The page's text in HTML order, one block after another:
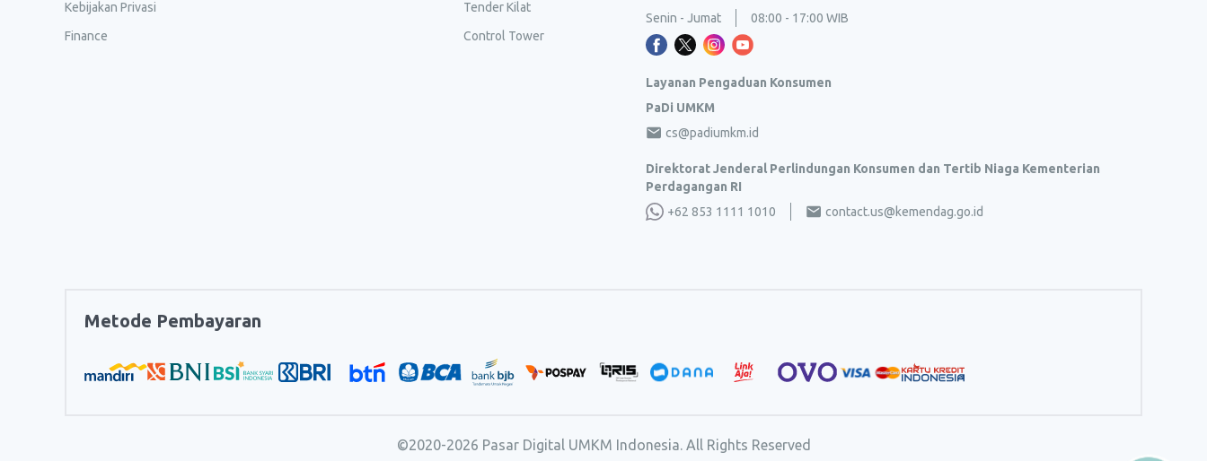
Kebijakan Privasi
Finance
Tender Kilat
Control Tower
Senin - Jumat
08:00 - 17:00 WIB
Layanan Pengaduan Konsumen
PaDi UMKM
cs@padiumkm.id
Direktorat Jenderal Perlindungan Konsumen dan Tertib Niaga Kementerian
Perdagangan RI
+62 853 1111 1010
contact.us@kemendag.go.id
Metode Pembayaran
©2020-2026 Pasar Digital UMKM Indonesia. All Rights Reserved